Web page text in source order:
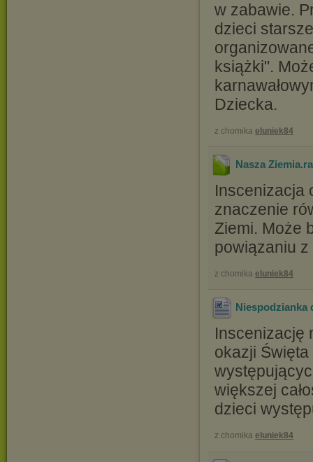
w zabawie.
dzieci
książki".
Dziecka.
z chomika eluniek84
Nasza Ziemia
Inscenizacja
znaczenie
Ziemi. Może
powiązaniu
z chomika eluniek84
Niespodzianka
Inscenizację
okazji Święta
większej
dzieci
z chomika eluniek84